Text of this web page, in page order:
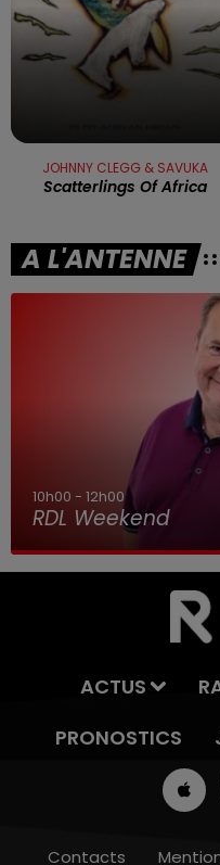
JOHNNY CLEGG & SAVUKA
Scatterlings Of Africa
A L'ANTENNE
10h00 - 12h00
RDL Weekend
ACTUS
PRONOSTICS
Contacts